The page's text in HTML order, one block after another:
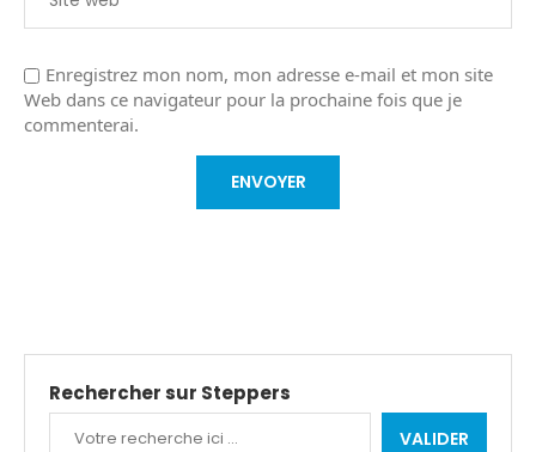
Enregistrez mon nom, mon adresse e-mail et mon site
Web dans ce navigateur pour la prochaine fois que je
commenterai.
Rechercher sur Steppers
VALIDER